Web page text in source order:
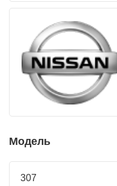
Модель
307